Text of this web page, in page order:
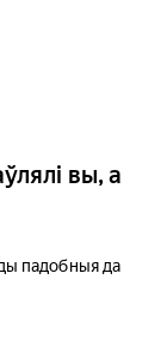
вы, а
падобныя да